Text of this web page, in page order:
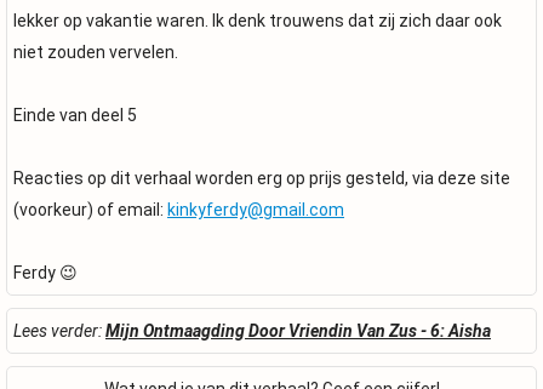
lekker op vakantie waren. Ik denk trouwens dat zij zich daar ook
niet zouden vervelen.
Einde van deel 5
Reacties op dit verhaal worden erg op prijs gesteld, via deze site
(voorkeur) of email: kinkyferdy@gmail.com
Ferdy 😉
Lees verder:Mijn Ontmaagding Door Vriendin Van Zus - 6: Aisha